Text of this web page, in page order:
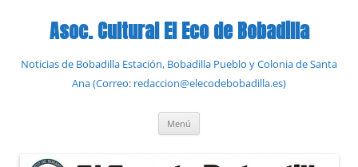
contenidoAsoc. Cultural El Eco de Bobadilla
Noticias de Bobadilla Estación, Bobadilla Pueblo y Colonia de Santa
Ana (Correo: redaccion@elecodebobadilla.es)
Menú